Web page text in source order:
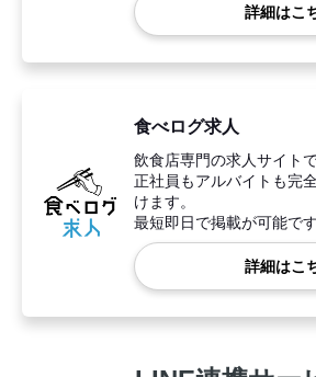
詳細はこ
食べログ求人
飲食店専門の求人サイトで
正社員もアルバイトも完
けます。
最短即日で掲載が可能です
詳細はこ